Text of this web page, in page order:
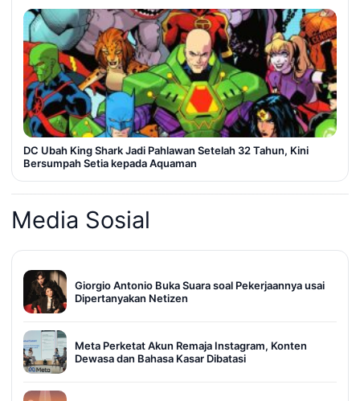
DC Ubah King Shark Jadi Pahlawan Setelah 32 Tahun, Kini
Bersumpah Setia kepada Aquaman
Media Sosial
Giorgio Antonio Buka Suara soal Pekerjaannya usai
Dipertanyakan Netizen
Meta Perketat Akun Remaja Instagram, Konten
Dewasa dan Bahasa Kasar Dibatasi